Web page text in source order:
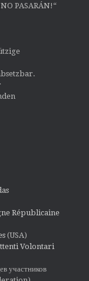
PASARÁN!“
Républicaine
(USA)
Volontari
участников